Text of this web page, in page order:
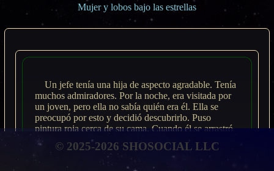
Mujer y lobos bajo las estrellas
Un jefe tenía una hija de aspecto agradable. Tenía
muchos admiradores. Por la noche, era visitada por
un joven, pero ella no sabía quién era él. Ella se
preocupó por esto y decidió descubrirlo. Puso
pintura roja cerca de su cama. Cuando él se arrastró
sobre su cama, ella puso su mano en la pintura.
Cuando se abrazaron, ella dejó marcas rojas en su
© 2025-2026 SHOSOCIAL LLC